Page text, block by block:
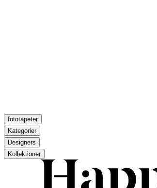
fototapeter
Kategorier
Designers
Kollektioner